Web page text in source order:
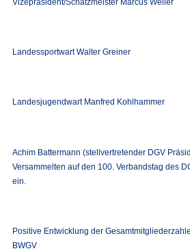
Landessportwart Walter Greiner
Landesjugendwart Manfred Kohlhammer
Achim Battermann (stellvertretender DGV
Versammelten auf den 100. Verbandstag des
ein.
Positive Entwicklung der
BWGV